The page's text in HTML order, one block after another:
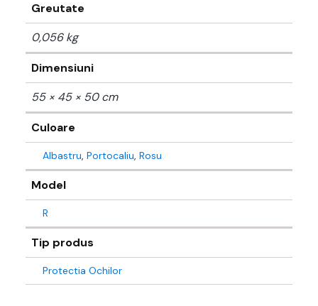
Greutate
0,056 kg
Dimensiuni
55 × 45 × 50 cm
Culoare
Albastru, Portocaliu, Rosu
Model
R
Tip produs
Protectia Ochilor